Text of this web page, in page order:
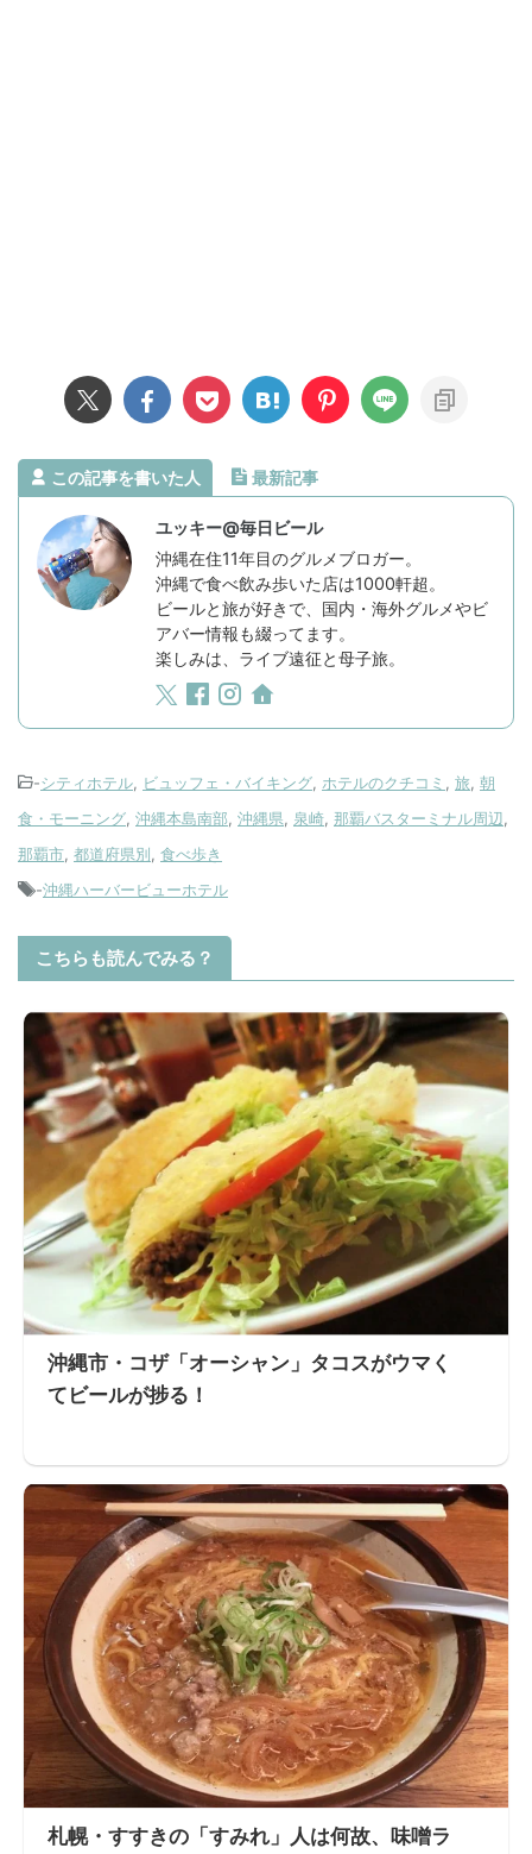
この記事を書いた人 最新記事
ユッキー@毎日ビール
沖縄在住11年目のグルメブロガー。
沖縄で食べ飲み歩いた店は1000軒超。
ビールと旅が好きで、国内・海外グルメやビ
アバー情報も綴ってます。
楽しみは、ライブ遠征と母子旅。
-シティホテル, ビュッフェ・バイキング, ホテルのクチコミ , 旅, 朝
食・モーニング, 沖縄本島南部, 沖縄県, 泉崎, 那覇バスターミナル周辺,
那覇市, 都道府県別, 食べ歩き
-沖縄ハーバービューホテル
こちらも読んでみる？
沖縄市・コザ「オーシャン」タコスがウマく
てビールが捗る！
札幌・すすきの「すみれ」人は何故、味噌ラ